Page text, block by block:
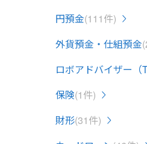
円預金(111件)
外貨預金・仕組預金
ロボアドバイザー（
保険(1件)
財形(31件)